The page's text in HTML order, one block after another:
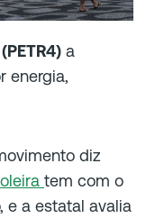
a
energia,
diz
tem com o
e a estatal avalia